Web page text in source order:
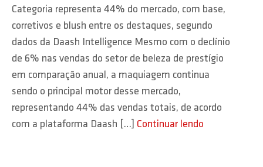
Categoria representa 44% do mercado, com base,
corretivos e blush entre os destaques, segundo
dados da Daash Intelligence Mesmo com o declínio
de 6% nas vendas do setor de beleza de prestígio
em comparação anual, a maquiagem continua
sendo o principal motor desse mercado,
representando 44% das vendas totais, de acordo
com a plataforma Daash […] Continuar lendo